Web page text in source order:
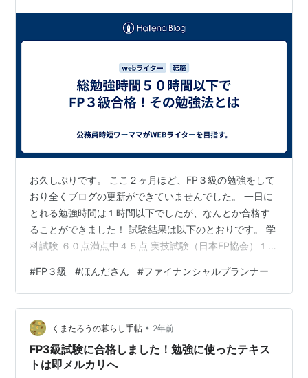
お久しぶりです。 ここ２ヶ月ほど、FP３級の勉強をして
おり全くブログの更新ができていませんでした。 一日に
とれる勉強時間は１時間以下でしたが、なんとか合格す
ることができました！ 試験結果は以下のとおりです。 学
科試験 ６０点満点中４５点 実技試験（日本FP協会）１０
いったのかを紹介していきたいと思います。 夜寝る前の
１時間前後しか勉強時間が取れず、疲れていて全く勉強
できない日も多くあったため総勉強時間は５０時間も取
れませんでした。 それでも一発で合格できたのは、「ほ
んださん」というYouTubeチャンネルのおかげです。 テ
キストに関しては、…
#FP３級 #ほんださん #ファイナンシャルプランナー
くまたろうの暮らし手帖 • 2年前
FP3級試験に合格しました！勉強に使ったテキス
トは即メルカリへ